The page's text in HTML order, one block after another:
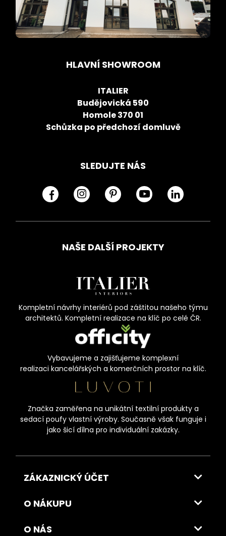
HLAVNÍ SHOWROOM
ITALIER
Budějovická 590
Homole 370 01
Schůzka po předchozí domluvě
SLEDUJTE NÁS
NAŠE DALŠÍ PROJEKTY
Kompletní návrhy interiérů pod záštitou našeho týmu
architektů. Kompletní realizace na klíč po celé ČR.
Vybavujeme a zajišťujeme komplexní
realizaci kancelářských a komerčních prostor na klíč.
Značka zaměřena na unikátní textilní produkty a
sedací poufy vlastní výroby. Současně však funguje i
jako šicí dílna pro individuální zakázky.
ZÁKAZNICKÝ ÚČET
O NÁKUPU
O NÁS